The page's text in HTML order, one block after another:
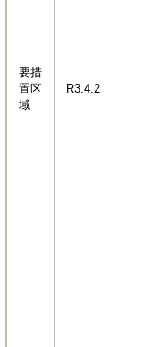
要措
置区
域
R3.4.2